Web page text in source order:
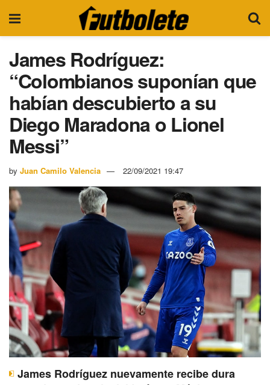
James Rodríguez:
“Colombianos suponían que
habían descubierto a su
Diego Maradona o Lionel
Messi”
by Juan Camilo Valencia 22/09/2021 19:47
James Rodríguez nuevamente recibe dura